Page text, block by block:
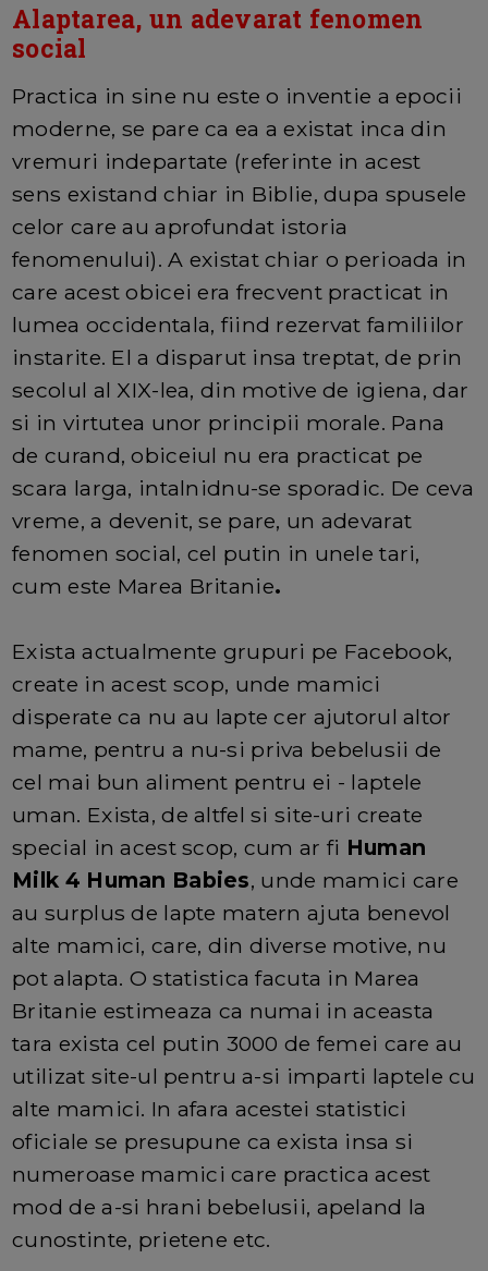
Alaptarea, un adevarat fenomen
social
Practica in sine nu este o inventie a epocii
moderne, se pare ca ea a existat inca din
vremuri indepartate (referinte in acest
sens existand chiar in Biblie, dupa spusele
celor care au aprofundat istoria
fenomenului). A existat chiar o perioada in
care acest obicei era frecvent practicat in
lumea occidentala, fiind rezervat familiilor
instarite. El a disparut insa treptat, de prin
secolul al XIX-lea, din motive de igiena, dar
si in virtutea unor principii morale. Pana
de curand, obiceiul nu era practicat pe
scara larga, intalnidnu-se sporadic. De ceva
vreme, a devenit, se pare, un adevarat
fenomen social, cel putin in unele tari,
cum este Marea Britanie.
Exista actualmente grupuri pe Facebook,
create in acest scop, unde mamici
disperate ca nu au lapte cer ajutorul altor
mame, pentru a nu-si priva bebelusii de
cel mai bun aliment pentru ei - laptele
uman. Exista, de altfel si site-uri create
special in acest scop, cum ar fi Human
Milk 4 Human Babies, unde mamici care
au surplus de lapte matern ajuta benevol
alte mamici, care, din diverse motive, nu
pot alapta. O statistica facuta in Marea
Britanie estimeaza ca numai in aceasta
tara exista cel putin 3000 de femei care au
utilizat site-ul pentru a-si imparti laptele cu
alte mamici. In afara acestei statistici
oficiale se presupune ca exista insa si
numeroase mamici care practica acest
mod de a-si hrani bebelusii, apeland la
cunostinte, prietene etc.